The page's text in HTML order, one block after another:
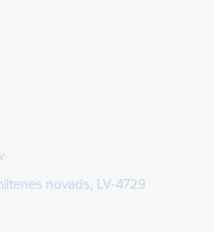
novads, LV-4729